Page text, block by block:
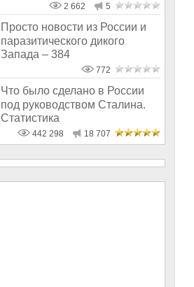
2 662 5
Просто новости из России и
паразитического дикого
Запада – 384
772
Что было сделано в России
под руководством Сталина.
Статистика
442 298 18 707